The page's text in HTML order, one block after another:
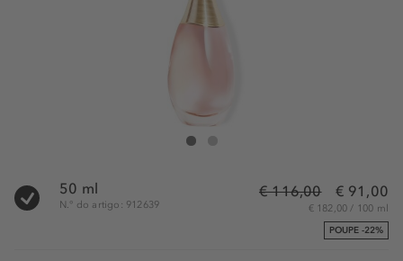
DIOR J'adore Eau de toilette - Eau de toilette
50 ml
N.° do artigo: 912639
€ 116,00 € 91,00
€ 182,00 / 100 ml
POUPE -22%